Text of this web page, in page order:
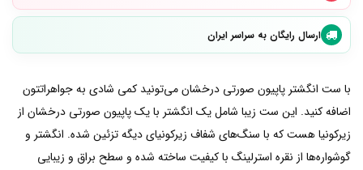
ارسال رایگان به سراسر ایران
با ست انگشتر پاپیون صورتی درخشان می‌تونید کمی شادی به جواهراتتون
اضافه کنید. این ست زیبا شامل یک انگشتر با یک پاپیون صورتی درخشان از
زیرکونیا هست که با سنگ‌های شفاف زیرکونیای دیگه تزئین شده. انگشتر و
گوشواره‌ها از نقره استرلینگ با کیفیت ساخته شده و سطح براق و زیبایی